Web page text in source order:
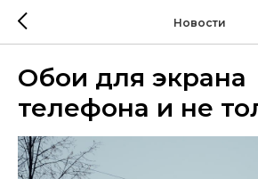
Новости
Обои для экрана
телефона и не